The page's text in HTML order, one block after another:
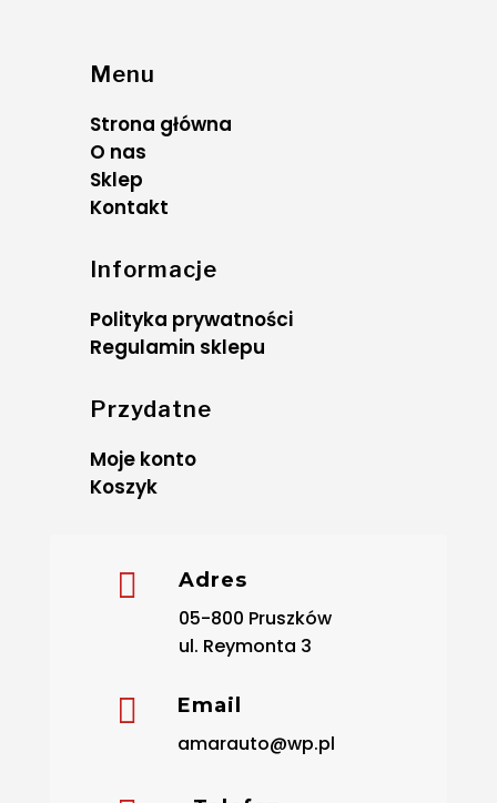
Menu
Strona główna
O nas
Sklep
Kontakt
Informacje
Polityka prywatności
Regulamin sklepu
Przydatne
Moje konto
Koszyk
 Adres
05-800 Pruszków
ul. Reymonta 3
 Email
amarauto@wp.pl